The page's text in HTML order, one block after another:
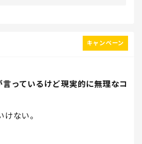
っているけど現実的に無理なコ
キャンペーン
ない。